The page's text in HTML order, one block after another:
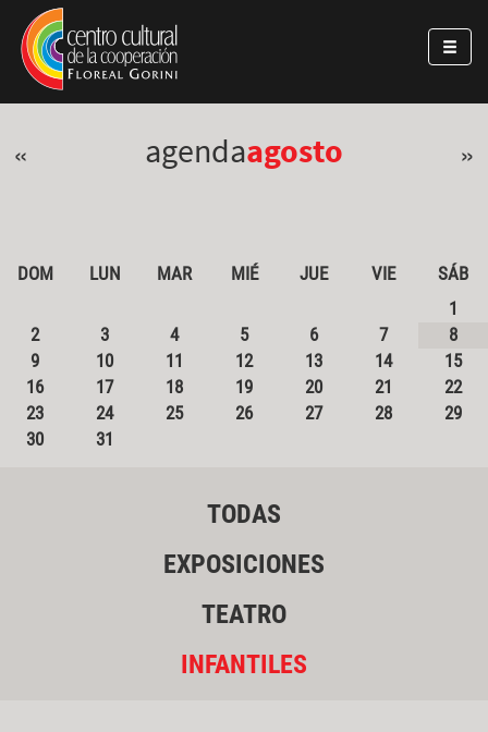
Pasar al contenido principal
Jump to main content
« agendaagosto »
DOM LUN MAR MIÉ JUE VIE
SÁB
1
2
3 4 5 6 7
8
9
10 11 12 13 14
15
16
17 18 19 20 21
22
23
24 25 26 27 28
29
30
31
TODAS
EXPOSICIONES
TEATRO
INFANTILES